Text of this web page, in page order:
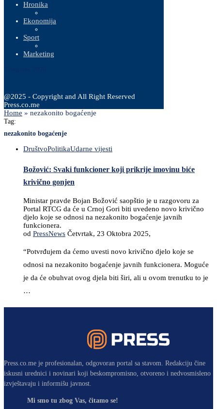
Hronika
Ekonomija
Sport
Marketing
@2025 - Copyright and All Right Reserved
Press.co.me
Home » nezakonito bogaćenje
Tag:
nezakonito bogaćenje
DruštvoPolitikaUdarne vijesti
Božović: Svaki funkcioner koji prikrije imovinu biće
krivično gonjen
Ministar pravde Bojan Božović saopštio je u razgovoru za
Portal RTCG da će u Crnoj Gori biti uvedeno novo krivično
djelo koje se odnosi na nezakonito bogaćenje javnih
funkcionera.
od PressNews Četvrtak, 23 Oktobra 2025,
“Potvrđujem da ćemo uvesti novo krivično djelo koje se
odnosi na nezakonito bogaćenje javnih funkcionera. Moguće
je da će obuhvat ovog djela biti širi, ali u ovom trenutku to je
…
Press.co.me je profesionalan, odgovoran portal sa stavom. Redakciju čine
iskusni urednici i novinari koji beskompromisno, otvoreno i nedvosmisleno
izvještavaju i informišu javnost.
Mi smo tu zbog Vas, čitamo se!